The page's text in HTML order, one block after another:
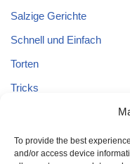
To provide the best
and/or access device
Salzige Gerichte
Schnell und Einfach
Torten
Tricks
Uncategorized
Vegane Kuchen